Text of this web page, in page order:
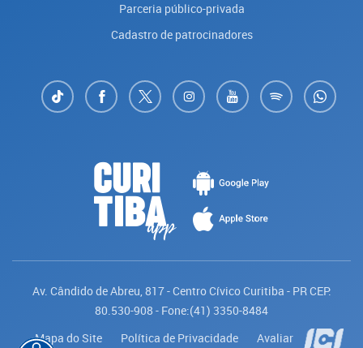
Parceria público-privada
Cadastro de patrocinadores
Av. Cândido de Abreu, 817 - Centro Cívico Curitiba - PR CEP:
80.530-908 - Fone:(41) 3350-8484
Mapa do Site
Política de Privacidade Avaliar
Saiba mais